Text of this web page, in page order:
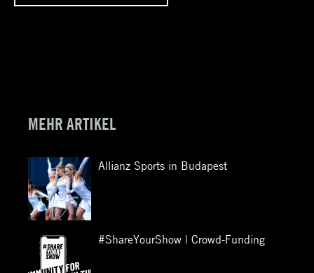
MEHR ARTIKEL
Allianz Sports in Budapest
#ShareYourShow | Crowd-Funding